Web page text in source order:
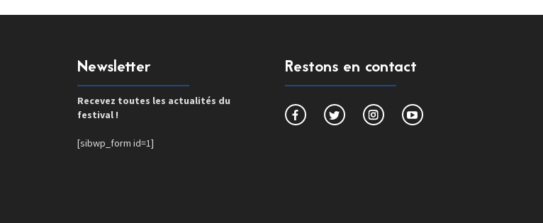
Newsletter
Recevez toutes les actualités du
festival !
[sibwp_form id=1]
Restons en contact